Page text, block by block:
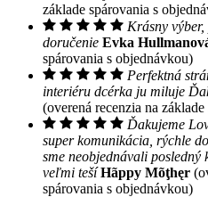
základe spárovania s
Krásny
doručenie Evka
spárovania s objednávkou)
Perfektná
interiéru dcérka ju miluje
(overená recenzia na
Ďakujeme
super komunikácia, rýchle
sme neobjednávali posledný
veľmi tešíHãppy Mõţhęr
spárovania s objednávkou)